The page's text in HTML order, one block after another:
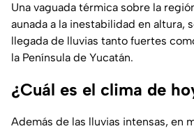
Una vaguada térmica sobre la
aunada a la inestabilidad en altura,
llegada de lluvias tanto fuertes
la Península de Yucatán.
¿Cuál es el clima de
Además de las lluvias intensas, en